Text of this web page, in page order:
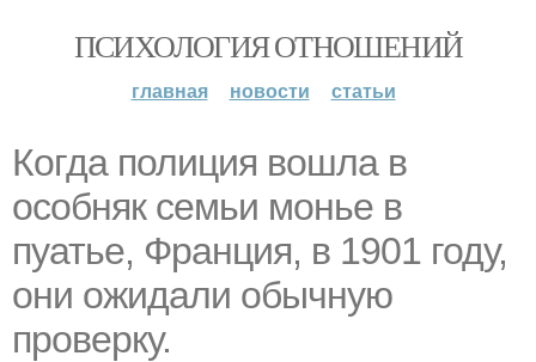
ПСИХОЛОГИЯ ОТНОШЕНИЙ
главная новости статьи
Когда полиция вошла в
особняк семьи монье в
пуатье, Франция, в 1901 году,
они ожидали обычную
проверку.